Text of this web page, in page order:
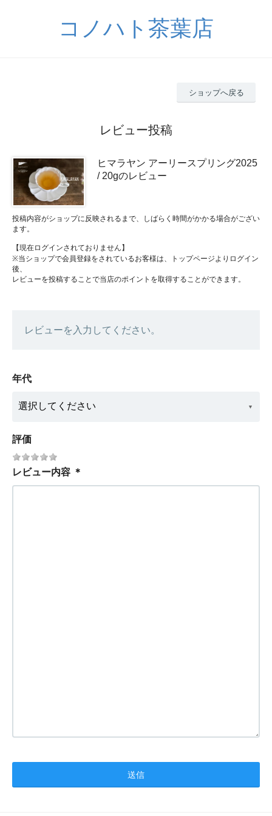
コノハト茶葉店
ショップへ戻る
レビュー投稿
ヒマラヤン アーリースプリング2025
/ 20gのレビュー
投稿内容がショップに反映されるまで、しばらく時間がかかる場合がござい
ます。
【現在ログインされておりません】
※当ショップで会員登録をされているお客様は、トップページよりログイン
後、
レビューを投稿することで当店のポイントを取得することができます。
レビューを入力してください。
年代
評価
レビュー内容 ＊